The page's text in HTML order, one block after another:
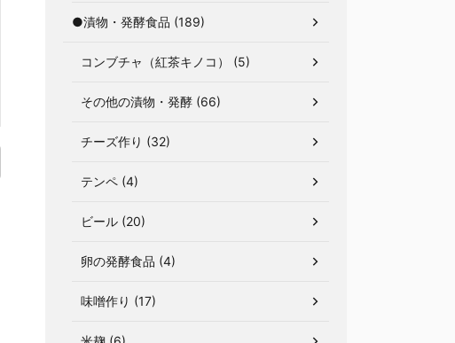
●漬物・発酵食品 (189)
コンブチャ（紅茶キノコ） (5)
その他の漬物・発酵 (66)
チーズ作り (32)
テンペ (4)
ビール (20)
卵の発酵食品 (4)
味噌作り (17)